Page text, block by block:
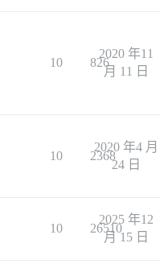
10 826
2020 年11
月 11 日
10 2368
2020 年4 月
24 日
10 26510
2025 年12
月 15 日